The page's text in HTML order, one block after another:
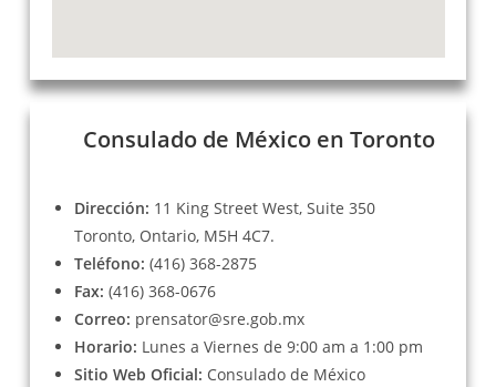
Consulado de México en Toronto
Dirección: 11 King Street West, Suite 350
Toronto, Ontario, M5H 4C7.
Teléfono: (416) 368-2875
Fax: (416) 368-0676
Correo: prensator@sre.gob.mx
Horario: Lunes a Viernes de 9:00 am a 1:00 pm
Sitio Web Oficial: Consulado de México